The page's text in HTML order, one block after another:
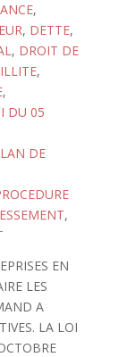
,
, DETTE,
, DROIT DE
,
,
DU 05
DE
,
EN
LES
A
LA LOI